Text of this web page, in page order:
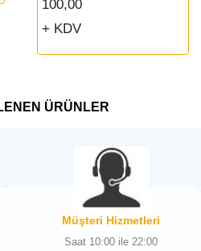
100,00
+ KDV
ÜRÜNLER
Müşteri Hizmetleri
Saat 10:00 ile 22:00